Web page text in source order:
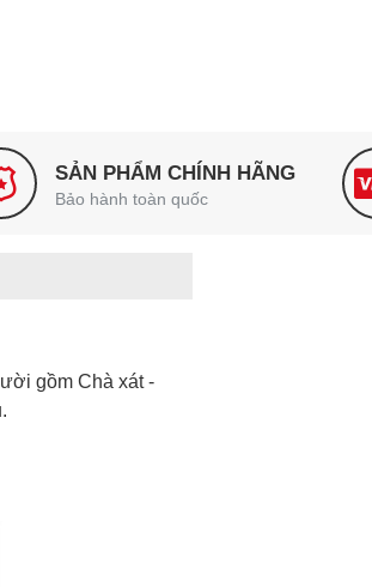
SẢN PHẨM CHÍNH HÃNG
Bảo hành toàn quốc
gồm Chà xát -